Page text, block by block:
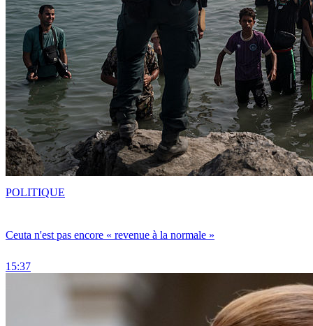
Ceuta n'est pas encore « revenue à la normale »
15:37
POLITIQUE